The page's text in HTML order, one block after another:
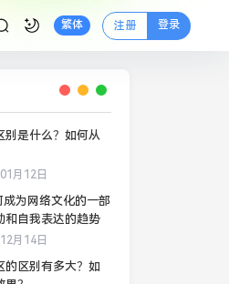
繁体 注册 登录
别是什么？如何从
月12日
为网络文化的一部
和自我表达的趋势
月14日
的区别有多大？如